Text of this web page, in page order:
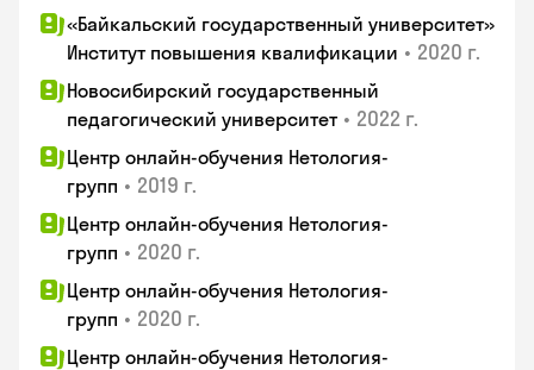
«Байкальский государственный университет»
Институт повышения квалификации • 2020 г.
Новосибирский государственный
педагогический университет • 2022 г.
Центр онлайн-обучения Нетология-
групп • 2019 г.
Центр онлайн-обучения Нетология-
групп • 2020 г.
Центр онлайн-обучения Нетология-
групп • 2020 г.
Центр онлайн-обучения Нетология-